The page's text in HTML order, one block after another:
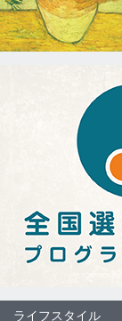
ライフスタイル